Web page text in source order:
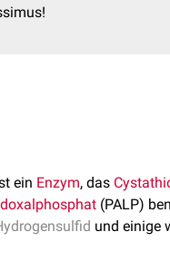
ein Enzym, das
(PALP)
und einige